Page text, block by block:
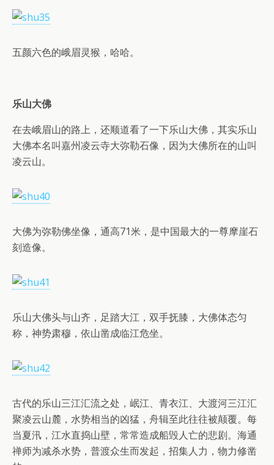
五颜六色的峨眉灵猴，哈哈。
乐山大佛
在去峨眉山的路上，还顺道看了一下乐山大佛，其实乐山
大佛本名叫嘉州凌云寺大弥勒石像，因为大佛所在的山叫
凌云山。
大佛为弥勒佛坐像，通高71米，是中国最大的一尊摩崖石
刻造像。
乐山大佛头与山齐，足踏大江，双手抚膝，大佛体态匀
称，神势肃穆，依山凿成临江危坐。
古代的乐山三江汇流之处，岷江、青衣江、大渡河三江汇
聚凌云山麓，水势相当的凶猛，舟辑至此往往被颠覆。每
当夏汛，江水直捣山壁，常常造成船毁人亡的悲剧。海通
禅师为减杀水势，普渡众生而发起，招集人力，物力修凿